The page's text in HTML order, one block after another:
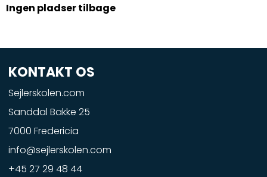
Ingen pladser tilbage
KONTAKT OS
Sejlerskolen.com
Sanddal Bakke 25
7000 Fredericia
info@sejlerskolen.com
+45 27 29 48 44